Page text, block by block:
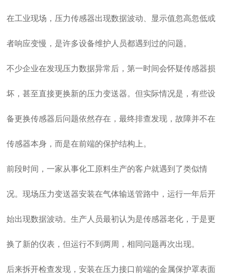
在工业现场，压力传感器出现数据波动、显示值忽高忽低或
者响应变慢，是许多设备维护人员都遇到过的问题。
不少企业在发现压力数据异常后，第一时间会怀疑传感器损
坏，甚至直接更换新的压力变送器。但实际情况是，有些设
备更换传感器后问题依然存在，最终排查发现，故障并不在
传感器本身，而是在前端的保护结构上。
前段时间，一家从事化工原料生产的客户就遇到了类似情
况。现场压力变送器安装在气体输送管路中，运行一年后开
始出现数据波动。生产人员最初认为是传感器老化，于是更
换了新的仪表，但运行不到两周，相同问题再次出现。
后来拆开检查发现，安装在压力接口前端的金属保护罩表面